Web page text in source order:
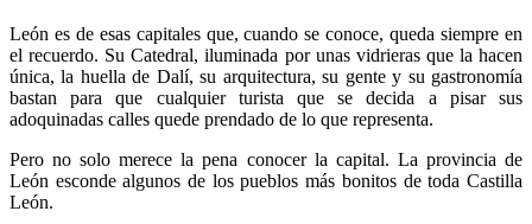
León es de esas capitales que, cuando se conoce, queda siempre en
el recuerdo. Su Catedral, iluminada por unas vidrieras que la hacen
única, la huella de Dalí, su arquitectura, su gente y su gastronomía
bastan para que cualquier turista que se decida a pisar sus
adoquinadas calles quede prendado de lo que representa.
Pero no solo merece la pena conocer la capital. La provincia de
León esconde algunos de los pueblos más bonitos de toda Castilla
León.